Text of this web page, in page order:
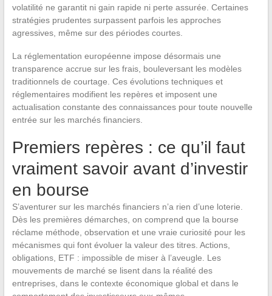
volatilité ne garantit ni gain rapide ni perte assurée. Certaines
stratégies prudentes surpassent parfois les approches
agressives, même sur des périodes courtes.
La réglementation européenne impose désormais une
transparence accrue sur les frais, bouleversant les modèles
traditionnels de courtage. Ces évolutions techniques et
réglementaires modifient les repères et imposent une
actualisation constante des connaissances pour toute nouvelle
entrée sur les marchés financiers.
Premiers repères : ce qu’il faut
vraiment savoir avant d’investir
en bourse
S’aventurer sur les marchés financiers n’a rien d’une loterie.
Dès les premières démarches, on comprend que la bourse
réclame méthode, observation et une vraie curiosité pour les
mécanismes qui font évoluer la valeur des titres. Actions,
obligations, ETF : impossible de miser à l’aveugle. Les
mouvements de marché se lisent dans la réalité des
entreprises, dans le contexte économique global et dans le